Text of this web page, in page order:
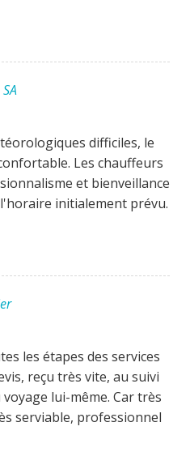
difficiles, le
Les chauffeurs
et bienveillance
initialement prévu.
les étapes des services
reçu très vite, au suivi
lui-même. Car très
serviable, professionnel